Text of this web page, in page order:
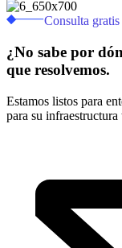
Consulta gratis
¿No sabe por
que resolvemos.
Estamos listos para
para su infraestructura